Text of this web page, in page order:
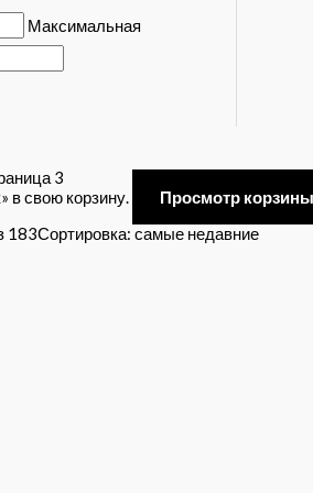
Максимальная
3
в свою корзину.
Просмотр корзины
183Сортировка: самые недавние